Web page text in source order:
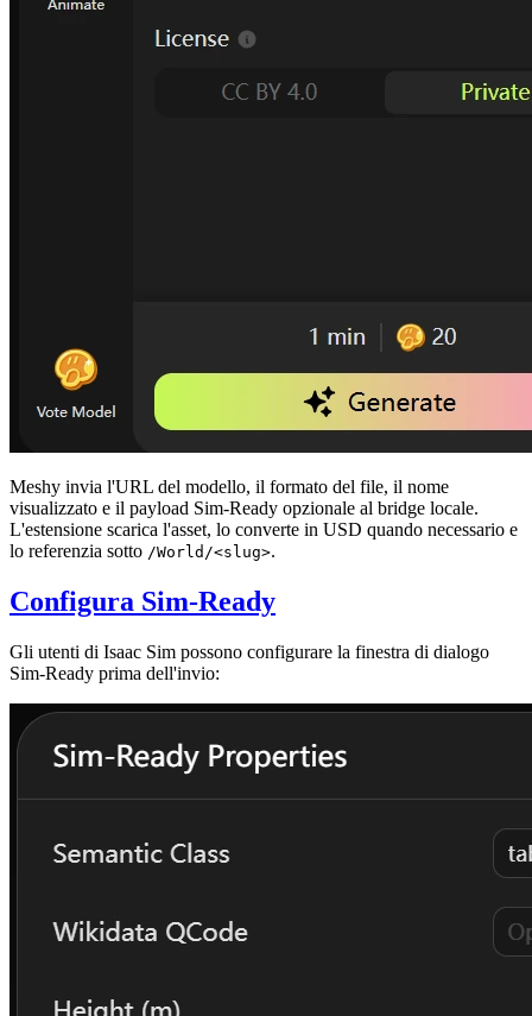
Meshy invia l'URL del modello, il formato del file, il nome
visualizzato e il payload Sim-Ready opzionale al bridge locale.
L'estensione scarica l'asset, lo converte in USD quando necessario e
lo referenzia sotto /World/<slug>.
Configura Sim-Ready
Gli utenti di Isaac Sim possono configurare la finestra di dialogo
Sim-Ready prima dell'invio: